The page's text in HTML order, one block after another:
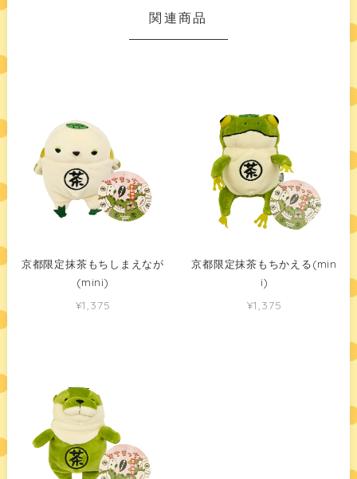
関連商品
京都限定抹茶もちしまえなが
(mini)
¥1,375
京都限定抹茶もちかえる(min
i)
¥1,375